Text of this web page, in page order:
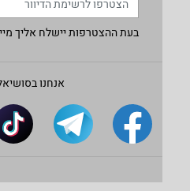
בעת ההצטרפות יישלח אליך
אנחנו